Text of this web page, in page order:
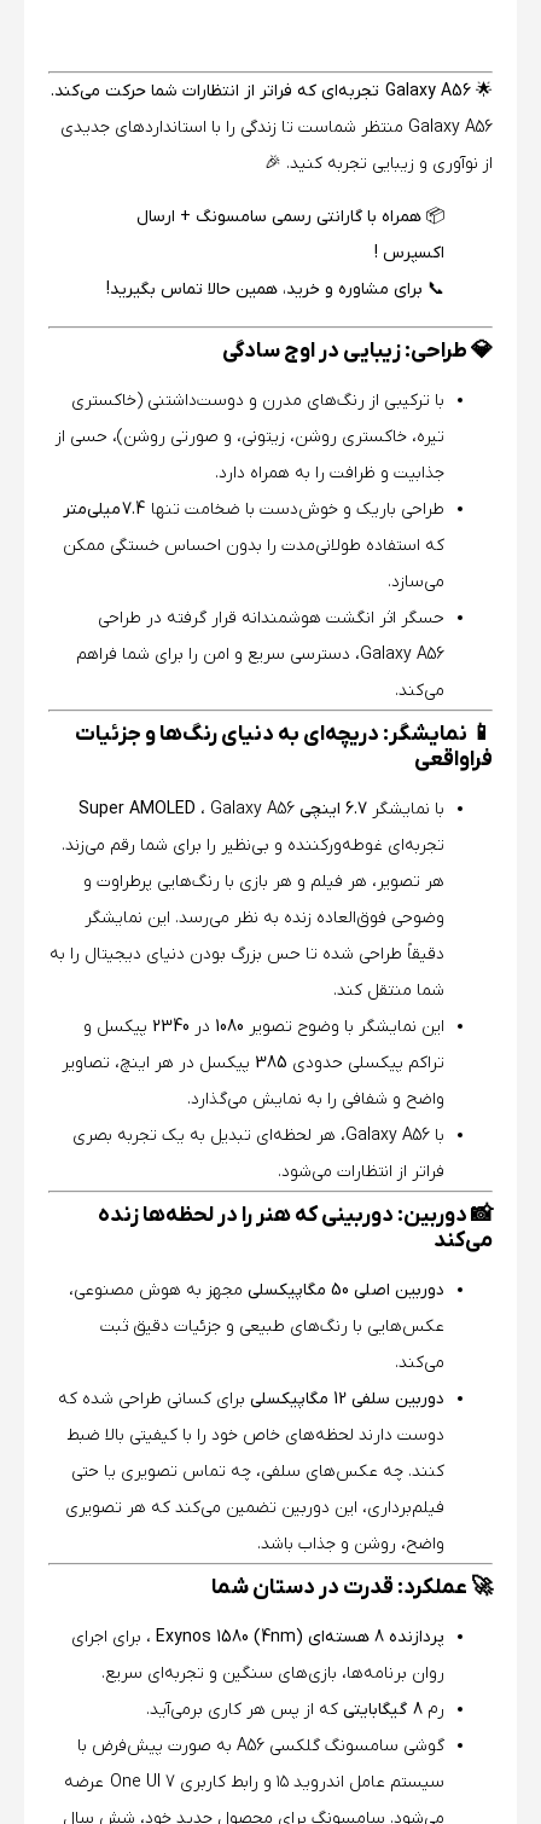
🌟 Galaxy A56 تجربه‌ای که فراتر از انتظارات شما حرکت می‌کند.
Galaxy A56 منتظر شماست تا زندگی را با استانداردهای جدیدی
از نوآوری و زیبایی تجربه کنید. 🎉
📦 همراه با گارانتی رسمی سامسونگ + ارسال
اکسپرس !
📞 برای مشاوره و خرید، همین حالا تماس بگیرید!
💎 طراحی: زیبایی در اوج سادگی
با ترکیبی از رنگ‌های مدرن و دوست‌داشتنی (خاکستری
تیره، خاکستری روشن، زیتونی، و صورتی روشن)، حسی از
جذابیت و ظرافت را به همراه دارد.
طراحی باریک و خوش‌دست با ضخامت تنها 7.4 میلی‌متر
که استفاده طولانی‌مدت را بدون احساس خستگی ممکن
می‌سازد.
حسگر اثر انگشت هوشمندانه قرار گرفته در طراحی
Galaxy A56، دسترسی سریع و امن را برای شما فراهم
می‌کند.
📱 نمایشگر: دریچه‌ای به دنیای رنگ‌ها و جزئیات
فراواقعی
با نمایشگر 6.7 اینچی Super AMOLED
، Galaxy A56
تجربه‌ای غوطه‌ورکننده و بی‌نظیر را برای شما رقم می‌زند.
هر تصویر، هر فیلم و هر بازی با رنگ‌هایی پرطراوت و
وضوحی فوق‌العاده زنده به نظر می‌رسد. این نمایشگر
دقیقاً طراحی شده تا حس بزرگ بودن دنیای دیجیتال را به
شما منتقل کند.
این نمایشگر با وضوح تصویر 1080 در 2340 پیکسل و
تراکم پیکسلی حدودی 385 پیکسل در هر اینچ، تصاویر
واضح و شفافی را به نمایش می‌گذارد.
با Galaxy A56، هر لحظه‌ای تبدیل به یک تجربه بصری
فراتر از انتظارات می‌شود.
📸 دوربین: دوربینی که هنر را در لحظه‌ها زنده
می‌کند
دوربین اصلی 50 مگاپیکسلی
مجهز به هوش مصنوعی،
عکس‌هایی با رنگ‌های طبیعی و جزئیات دقیق ثبت
می‌کند.
دوربین سلفی 12 مگاپیکسلی
برای کسانی طراحی شده که
دوست دارند لحظه‌های خاص خود را با کیفیتی بالا ضبط
کنند. چه عکس‌های سلفی، چه تماس تصویری یا حتی
فیلم‌برداری، این دوربین تضمین می‌کند که هر تصویری
واضح، روشن و جذاب باشد.
🚀 عملکرد: قدرت در دستان شما
پردازنده 8 هسته‌ای Exynos 1580 (4nm)
، برای اجرای
روان برنامه‌ها، بازی‌های سنگین و تجربه‌ای سریع.
رم 8 گیگابایتی
که از پس هر کاری برمی‌آید.
گوشی سامسونگ گلکسی A56 به صورت پیش‌فرض با
سیستم عامل اندروید ۱۵ و رابط کاربری One UI 7 عرضه
می‌شود. سامسونگ برای محصول جدید خود، شش سال